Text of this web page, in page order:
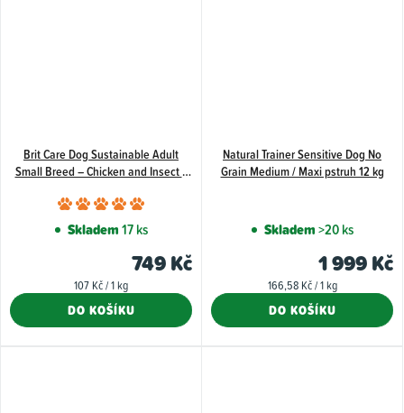
Brit Care Dog Sustainable Adult
Small Breed – Chicken and Insect 7
Průměrné
hodnocení
je
5,0
Skladem17 ks
749 Kč
Měrná
107 Kč / 1 kg
DO KOŠÍKU
Natural Trainer Sensitive Dog No
Grain Medium / Maxi pstruh 12 kg
Skladem>20 ks
1 999 Kč
Měrná
166,58 Kč / 1 kg
DO KOŠÍKU